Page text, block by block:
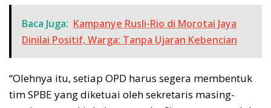
Baca Juga: Kampanye Rusli-Rio di Morotai Jaya
Dinilai Positif, Warga: Tanpa Ujaran Kebencian
“Olehnya itu, setiap OPD harus segera membentuk
tim SPBE yang diketuai oleh sekretaris masing-